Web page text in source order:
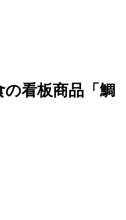
看板商品「鯛